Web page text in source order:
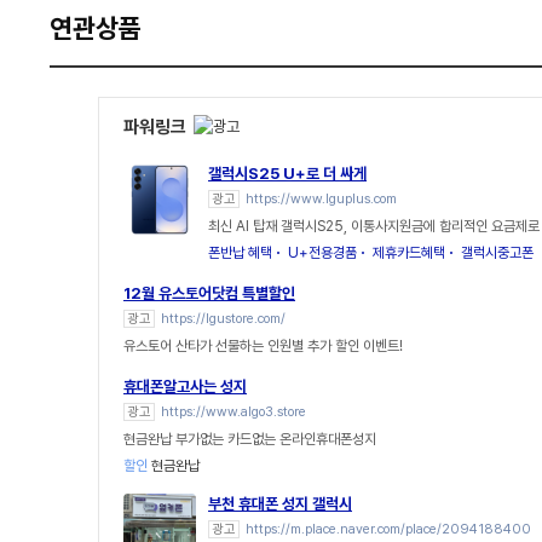
연관상품
파워링크
갤럭시S25 U+로 더 싸게
광고 https://www.lguplus.com
최신 AI 탑재 갤럭시S25, 이통사지원금에 합리적인 요금제
폰반납 혜택
U+전용경품 제휴카드혜택 갤럭시중고폰
12월 유스토어닷컴 특별할인
광고 https://lgustore.com/
유스토어 산타가 선물하는 인원별 추가 할인 이벤트!
휴대폰알고사는 성지
광고 https://www.algo3.store
현금완납 부가없는 카드없는 온라인휴대폰성지
할인 현금완납
부천 휴대폰 성지 갤럭시
광고 https://m.place.naver.com/place/2094188400